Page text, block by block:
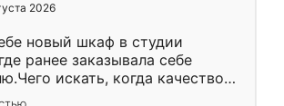
2026
новый шкаф в студии
ранее заказывала себе
искать, когда качеством
Служит кухня уже почти